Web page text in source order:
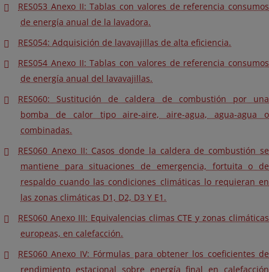
RES053 Anexo II: Tablas con valores de referencia consumos
de energía anual de la lavadora.
RES054: Adquisición de lavavajillas de alta eficiencia.
RES054 Anexo II: Tablas con valores de referencia consumos
de energía anual del lavavajillas.
RES060: Sustitución de caldera de combustión por una
bomba de calor tipo aire-aire, aire-agua, agua-agua o
combinadas.
RES060 Anexo II: Casos donde la caldera de combustión se
mantiene para situaciones de emergencia, fortuita o de
respaldo cuando las condiciones climáticas lo requieran en
las zonas climáticas D1, D2, D3 Y E1.
RES060 Anexo III: Equivalencias climas CTE y zonas climáticas
europeas, en calefacción.
RES060 Anexo IV: Fórmulas para obtener los coeficientes de
rendimiento estacional sobre energía final en calefacción